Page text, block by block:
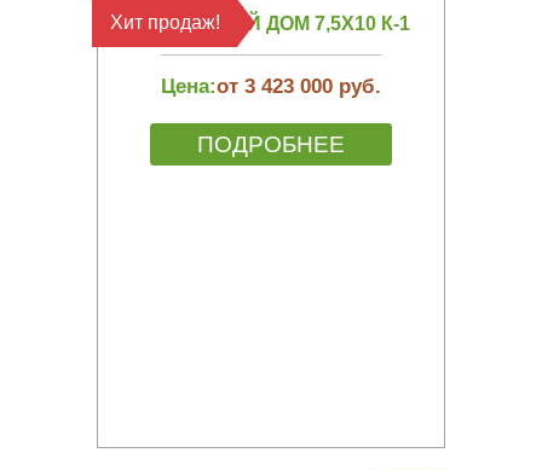
КАРКАСНЫЙ ДОМ 7,5Х10 К-1
Цена:от 3 423 000 руб.
ПОДРОБНЕЕ
Хит продаж!